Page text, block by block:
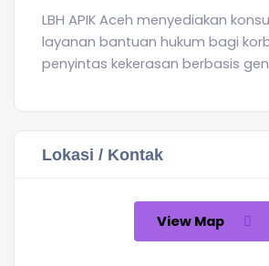
LBH APIK Aceh menyediakan
layanan bantuan hukum bagi
penyintas kekerasan berbasis
Lokasi / Kontak
View Map